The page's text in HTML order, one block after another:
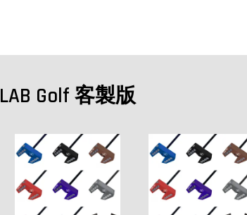
LAB Golf 客製版